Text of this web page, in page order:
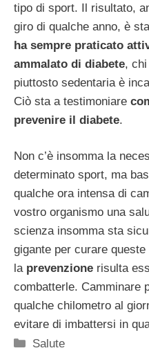
tipo di sport. Il risultato,
giro di qualche anno, è
ha sempre praticato
ammalato di diabete,
piuttosto sedentaria è
Ciò sta a testimoniare
prevenire il diabete.
Non c’è insomma la
determinato sport, ma
qualche ora intensa di
vostro organismo una
scienza insomma sta
gigante per curare
la prevenzione risulta
combatterle. Camminare
qualche chilometro al
evitare di imbattersi in
Categorie
Salute